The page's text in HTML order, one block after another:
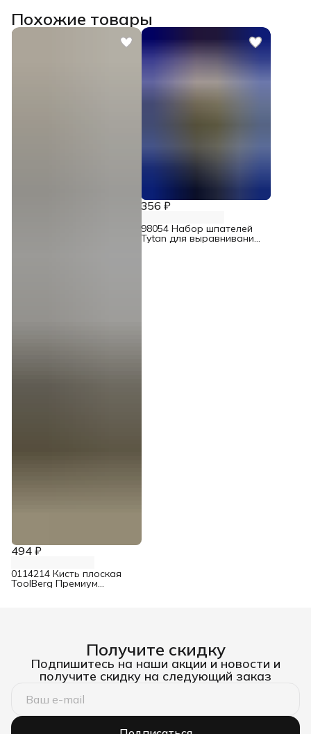
Похожие товары
494 ₽
0114214 Кисть плоская
ToolBerg Премиум
356 ₽
98054 Набор шпателей
Tytan для выравнивания
Получите скидку
Подпишитесь на наши акции и новости и
получите скидку на следующий заказ